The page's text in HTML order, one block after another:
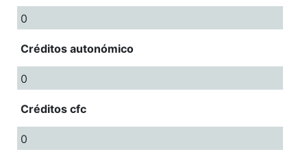
0
Créditos autonómico
0
Créditos cfc
0